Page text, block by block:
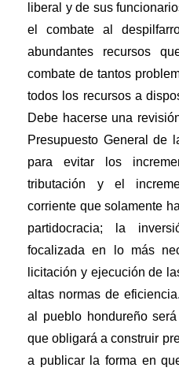
liberal y de sus
el combate al
abundantes recursos
combate de tantos
todos los recursos a
Debe hacerse una
Presupuesto General de
para evitar los
tributación y el
corriente que solamente
partidocracia; la
focalizada en lo más
licitación y ejecución de
altas normas de
al pueblo hondureño
que obligará a construir
a publicar la forma en